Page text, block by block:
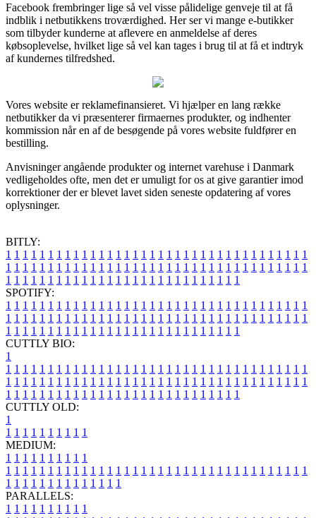
Facebook frembringer lige så vel visse pålidelige genveje til at få
indblik i netbutikkens troværdighed. Her ser vi mange e-butikker
som tilbyder kunderne at aflevere en anmeldelse af deres
købsoplevelse, hvilket lige så vel kan tages i brug til at få et indtryk
af kundernes tilfredshed.
Vores website er reklamefinansieret. Vi hjælper en lang række
netbutikker da vi præsenterer firmaernes produkter, og indhenter
kommission når en af de besøgende på vores website fuldfører en
bestilling.
Anvisninger angående produkter og internet varehuse i Danmark
vedligeholdes ofte, men det er umuligt for os at give garantier imod
korrektioner der er blevet lavet siden seneste opdatering af vores
oplysninger.
BITLY:
1 1 1 1 1 1 1 1 1 1 1 1 1 1 1 1 1 1 1 1 1 1 1 1 1 1 1 1 1 1 1 1 1 1 1 1
1 1 1 1 1 1 1 1 1 1 1 1 1 1 1 1 1 1 1 1 1 1 1 1 1 1 1 1 1 1 1 1 1 1 1 1
1 1 1 1 1 1 1 1 1 1 1 1 1 1 1 1 1 1 1 1 1 1 1 1 1 1 1 1
SPOTIFY:
1 1 1 1 1 1 1 1 1 1 1 1 1 1 1 1 1 1 1 1 1 1 1 1 1 1 1 1 1 1 1 1 1 1 1 1
1 1 1 1 1 1 1 1 1 1 1 1 1 1 1 1 1 1 1 1 1 1 1 1 1 1 1 1 1 1 1 1 1 1 1 1
1 1 1 1 1 1 1 1 1 1 1 1 1 1 1 1 1 1 1 1 1 1 1 1 1 1 1 1
CUTTLY BIO:
1
1 1 1 1 1 1 1 1 1 1 1 1 1 1 1 1 1 1 1 1 1 1 1 1 1 1 1 1 1 1 1 1 1 1 1 1
1 1 1 1 1 1 1 1 1 1 1 1 1 1 1 1 1 1 1 1 1 1 1 1 1 1 1 1 1 1 1 1 1 1 1 1
1 1 1 1 1 1 1 1 1 1 1 1 1 1 1 1 1 1 1 1 1 1 1 1 1 1 1 1
CUTTLY OLD:
1
1 1 1 1 1 1 1 1 1 1
MEDIUM:
1 1 1 1 1 1 1 1 1 1
1 1 1 1 1 1 1 1 1 1 1 1 1 1 1 1 1 1 1 1 1 1 1 1 1 1 1 1 1 1 1 1 1 1 1 1
1 1 1 1 1 1 1 1 1 1 1 1 1 1
PARALLELS:
1 1 1 1 1 1 1 1 1 1